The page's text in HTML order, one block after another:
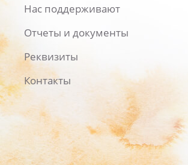
Нас поддерживают
Отчеты и документы
Реквизиты
Контакты